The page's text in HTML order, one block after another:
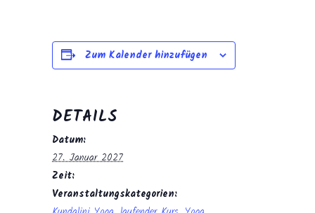
Zum Kalender hinzufügen
DETAILS
Datum:
27. Januar 2027
Zeit:
Veranstaltungskategorien: